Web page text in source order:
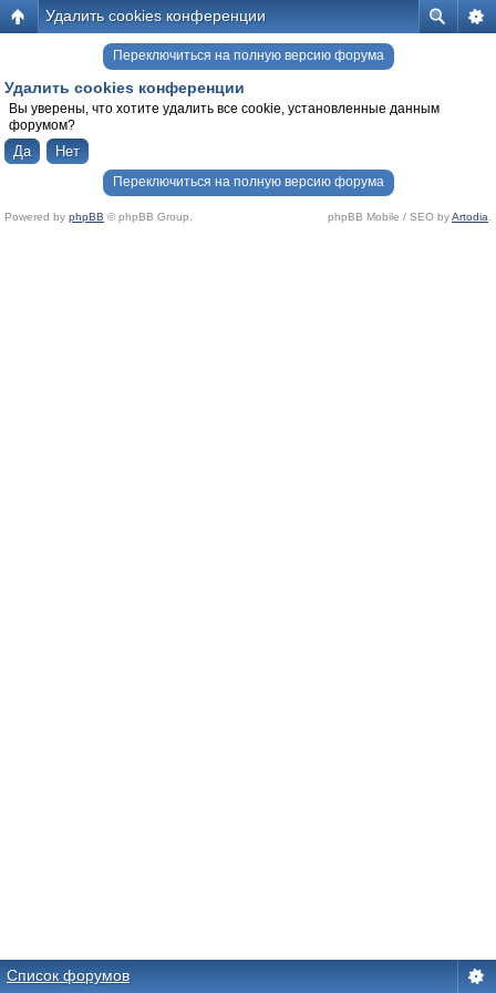
Удалить cookies конференции
Переключиться на полную версию форума
Удалить cookies конференции
Вы уверены, что хотите удалить все cookie, установленные данным
форумом?
Переключиться на полную версию форума
Powered by phpBB © phpBB Group. phpBB Mobile / SEO byArtodia
Список форумов